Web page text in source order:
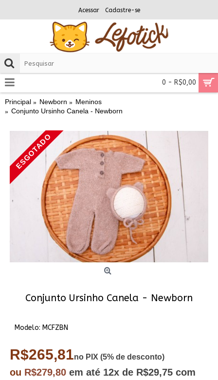
Acessar Cadastre-se
0 - R$0,00
Principal Newborn
Meninos
Conjunto Ursinho Canela - Newborn
ESGOTADO
Conjunto Ursinho Canela - Newborn
Modelo: MCFZBN
R$265,81no PIX (5% de desconto)
ou R$279,80 em até 12x de R$29,75 com